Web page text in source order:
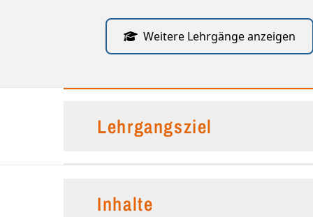
Weitere Lehrgänge anzeigen
Lehrgangsziel
Inhalte